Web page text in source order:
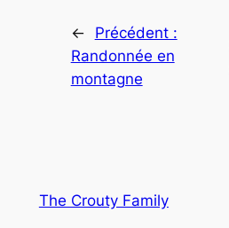
←
Précédent :
Randonnée en
montagne
The Crouty Family